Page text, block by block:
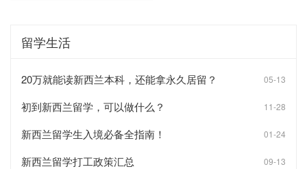
留学生活
20万就能读新西兰本科，还能拿永久居留？ 05-13
初到新西兰留学，可以做什么？ 11-28
新西兰留学生入境必备全指南！ 01-24
新西兰留学打工政策汇总 09-13